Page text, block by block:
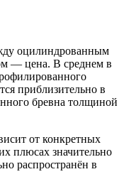
оцилиндрованным
— цена. В среднем в
приблизительно в
бревна толщиной
от конкретных
плюсах значительно
распространён в